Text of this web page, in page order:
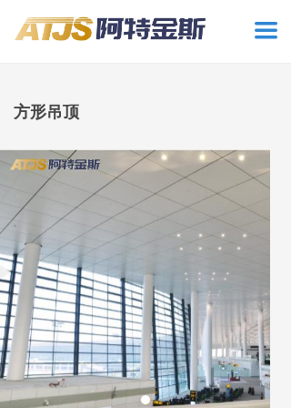
끀
方形吊顶